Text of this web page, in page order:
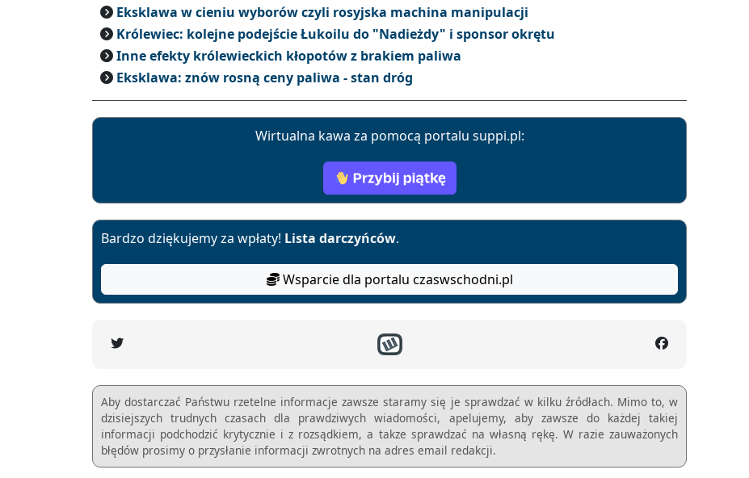
Eksklawa w cieniu wyborów czyli rosyjska machina manipulacji
Królewiec: kolejne podejście Łukoilu do "Nadieżdy" i sponsor okrętu
Inne efekty królewieckich kłopotów z brakiem paliwa
Eksklawa: znów rosną ceny paliwa - stan dróg
Wirtualna kawa za pomocą portalu suppi.pl:
Bardzo dziękujemy za wpłaty! Lista darczyńców.
Wsparcie dla portalu czaswschodni.pl
Aby dostarczać Państwu rzetelne informacje zawsze staramy się je sprawdzać w kilku źródłach. Mimo to, w
dzisiejszych trudnych czasach dla prawdziwych wiadomości, apelujemy, aby zawsze do każdej takiej
informacji podchodzić krytycznie i z rozsądkiem, a takze sprawdzać na własną rękę. W razie zauważonych
błędów prosimy o przysłanie informacji zwrotnych na adres email redakcji.